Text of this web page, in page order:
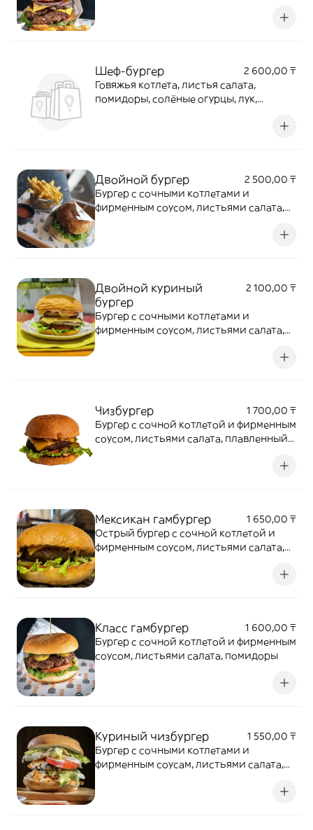
Шеф-бургер
2 600,00 ₸
Говяжья котлета, листья салата,
помидоры, солёные огурцы, лук,
Двойной бургер
2 500,00 ₸
Бургер с сочными котлетами и
фирменным соусом, листьями салата,
Двойной куриный
бургер
2 100,00 ₸
Бургер с сочными котлетами и
фирменным соусом, листьями салата,
Чизбургер
1 700,00 ₸
Бургер с сочной котлетой и фирменным
соусом, листьями салата, плавленный
Мексикан гамбургер
1 650,00 ₸
Острый бургер с сочной котлетой и
фирменным соусом, листьями салата,
Класс гамбургер
1 600,00 ₸
Бургер с сочной котлетой и фирменным
соусом, листьями салата, помидоры
Куриный чизбургер
1 550,00 ₸
Бургер с сочными котлетами и
фирменным соусам, листьями салата,